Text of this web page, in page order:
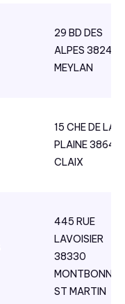
29 BD DES
ALPES 38240
MEYLAN
15 CHE DE LA
PLAINE 38640
CLAIX
445 RUE
LAVOISIER
38330
ST MARTIN